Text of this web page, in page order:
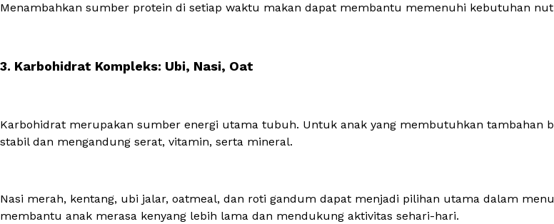
Menambahkan sumber protein di setiap waktu makan dapat membantu memenuhi kebutuhan
3. Karbohidrat Kompleks: Ubi, Nasi, Oat
Karbohidrat merupakan sumber energi utama tubuh. Untuk anak yang membutuhkan tambahan
stabil dan mengandung serat, vitamin, serta mineral.
Nasi merah, kentang, ubi jalar, oatmeal, dan roti gandum dapat menjadi pilihan utama dalam
membantu anak merasa kenyang lebih lama dan mendukung aktivitas sehari-hari.